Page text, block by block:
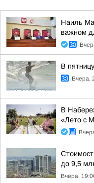
Наиль
важном
В
Вчера,
В
«Лето с
до 9,5
Вчера,